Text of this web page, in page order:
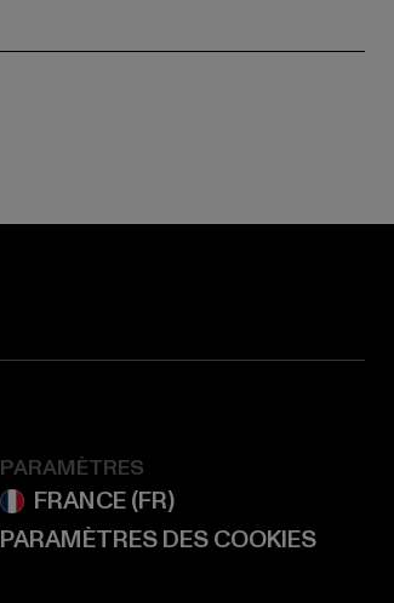
PARAMÈTRES
PARAMÈTRES DES COOKIES